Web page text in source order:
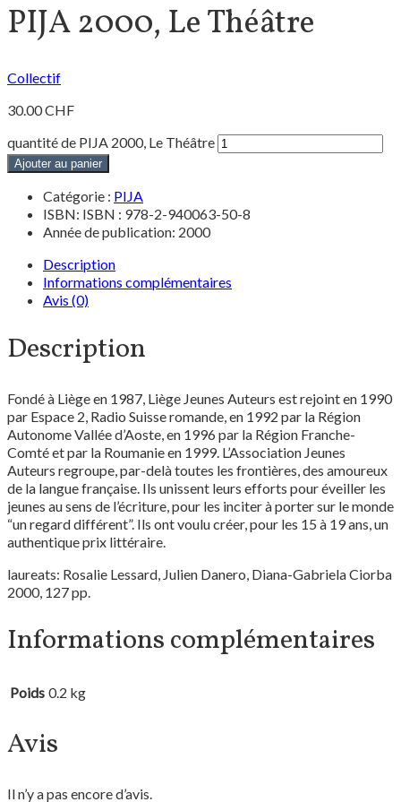
PIJA 2000, Le Théâtre
Collectif
30.00CHF
quantité de PIJA 2000, Le Théâtre
Ajouter au panier
Catégorie : PIJA
ISBN: ISBN : 978-2-940063-50-8
Année de publication: 2000
Description
Informations complémentaires
Avis (0)
Description
Fondé à Liège en 1987, Liège Jeunes Auteurs est rejoint en 1990
par Espace 2, Radio Suisse romande, en 1992 par la Région
Autonome Vallée d’Aoste, en 1996 par la Région Franche-
Comté et par la Roumanie en 1999. L’Association Jeunes
Auteurs regroupe, par-delà toutes les frontières, des amoureux
de la langue française. Ils unissent leurs efforts pour éveiller les
jeunes au sens de l’écriture, pour les inciter à porter sur le monde
“un regard différent”. Ils ont voulu créer, pour les 15 à 19 ans, un
authentique prix littéraire.
laureats: Rosalie Lessard, Julien Danero, Diana-Gabriela Ciorba
2000, 127 pp.
Informations complémentaires
Poids 0.2 kg
Avis
Il n’y a pas encore d’avis.